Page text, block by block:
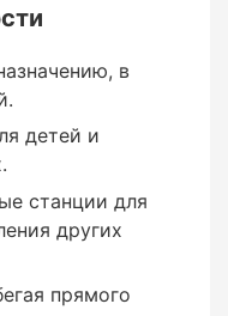
через 5–7
При
до
грызунов.
в
детей и
станции для
других
прямого